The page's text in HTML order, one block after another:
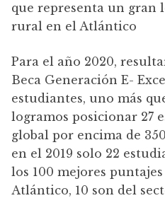
que representa un gran
rural en el Atlántico
Para el año 2020,
Beca Generación E-
estudiantes, uno más
logramos posicionar 27
global por encima de
en el 2019 solo 22
los 100 mejores
Atlántico, 10 son del